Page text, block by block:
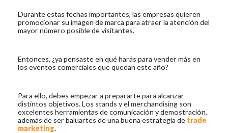
Durante estas fechas importantes, las empresas quieren
promocionar su imagen de marca para atraer la atención del
mayor número posible de visitantes.
Entonces, ¿ya pensaste en qué harás para vender más en
los eventos comerciales que quedan este año?
Para ello, debes empezar a prepararte para alcanzar
distintos objetivos. Los stands y el merchandising son
excelentes herramientas de comunicación y demostración,
además de ser baluartes de una buena estrategia de trade
marketing.